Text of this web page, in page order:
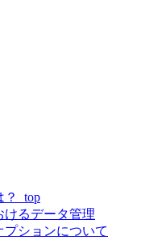
？_top
けるデータ管理
ションについて